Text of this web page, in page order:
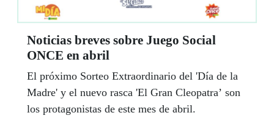
Noticias breves sobre Juego Social
ONCE en abril
El próximo Sorteo Extraordinario del 'Día de la
Madre' y el nuevo rasca 'El Gran Cleopatra’ son
los protagonistas de este mes de abril.